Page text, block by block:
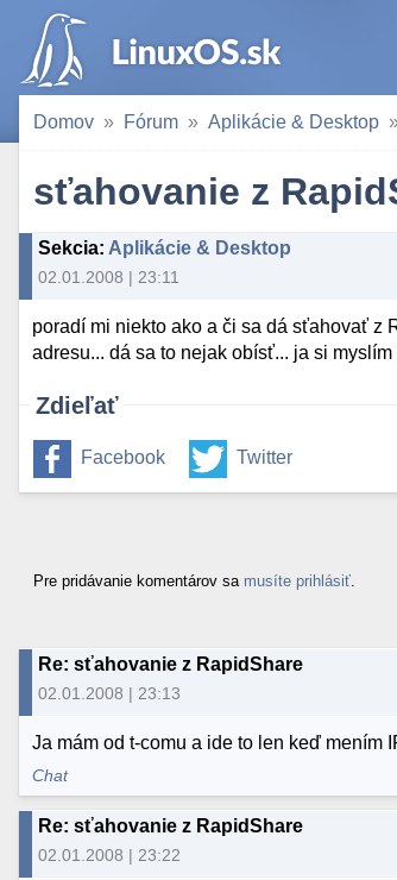
Domov Fórum Aplikácie & Desktop
sťahovanie z
Sekcia: Aplikácie & Desktop
02.01.2008 | 23:11
poradí mi niekto ako a či sa dá sťahovať z
adresu... dá sa to nejak obísť... ja si
Zdieľať
Facebook Twitter
Pre pridávanie komentárov sa musíte prihlásiť
Re: sťahovanie z RapidShare
02.01.2008 | 23:13
Ja mám od t-comu a ide to len keď mením
Chat
Re: sťahovanie z RapidShare
02.01.2008 | 23:22